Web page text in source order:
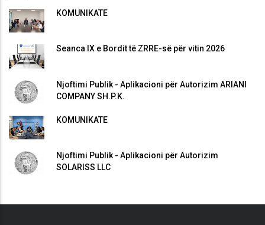
KOMUNIKATË
Seanca IX e Bordit të ZRRE-së për vitin 2026
Njoftimi Publik - Aplikacioni për Autorizim ARIANI
COMPANY SH.P.K.
KOMUNIKATË
Njoftimi Publik - Aplikacioni për Autorizim
SOLARISS LLC